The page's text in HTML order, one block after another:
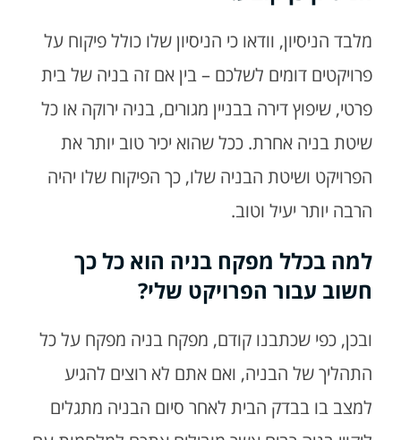
מלבד הניסיון, וודאו כי הניסיון שלו כולל פיקוח על
פרויקטים דומים לשלכם – בין אם זה בניה של בית
פרטי, שיפוץ דירה בבניין מגורים, בניה ירוקה או כל
שיטת בניה אחרת. ככל שהוא יכיר טוב יותר את
הפרויקט ושיטת הבניה שלו, כך הפיקוח שלו יהיה
הרבה יותר יעיל וטוב.
למה בכלל מפקח בניה הוא כל כך
חשוב עבור הפרויקט שלי?
ובכן, כפי שכתבנו קודם, מפקח בניה מפקח על כל
התהליך של הבניה, ואם אתם לא רוצים להגיע
למצב בו בבדק הבית לאחר סיום הבניה מתגלים